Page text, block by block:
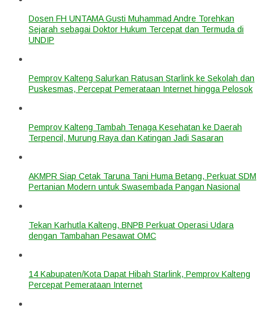
Dosen FH UNTAMA Gusti Muhammad Andre Torehkan
Sejarah sebagai Doktor Hukum Tercepat dan Termuda di
UNDIP
Pemprov Kalteng Salurkan Ratusan Starlink ke Sekolah dan
Puskesmas, Percepat Pemerataan Internet hingga Pelosok
Pemprov Kalteng Tambah Tenaga Kesehatan ke Daerah
Terpencil, Murung Raya dan Katingan Jadi Sasaran
AKMPR Siap Cetak Taruna Tani Huma Betang, Perkuat SDM
Pertanian Modern untuk Swasembada Pangan Nasional
Tekan Karhutla Kalteng, BNPB Perkuat Operasi Udara
dengan Tambahan Pesawat OMC
14 Kabupaten/Kota Dapat Hibah Starlink, Pemprov Kalteng
Percepat Pemerataan Internet